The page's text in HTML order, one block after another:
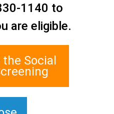
1140 to
are eligible.
Social